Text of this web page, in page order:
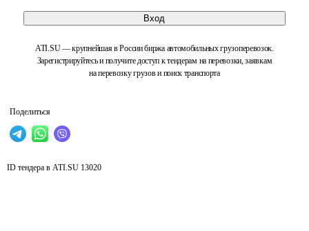
Вход
ATI.SU — крупнейшая в России биржа автомобильных грузоперевозок.
Зарегистрируйтесь и получите доступ к тендерам на перевозки, заявкам
на перевозку грузов и поиск транспорта
Поделиться
ID тендера в ATI.SU 13020